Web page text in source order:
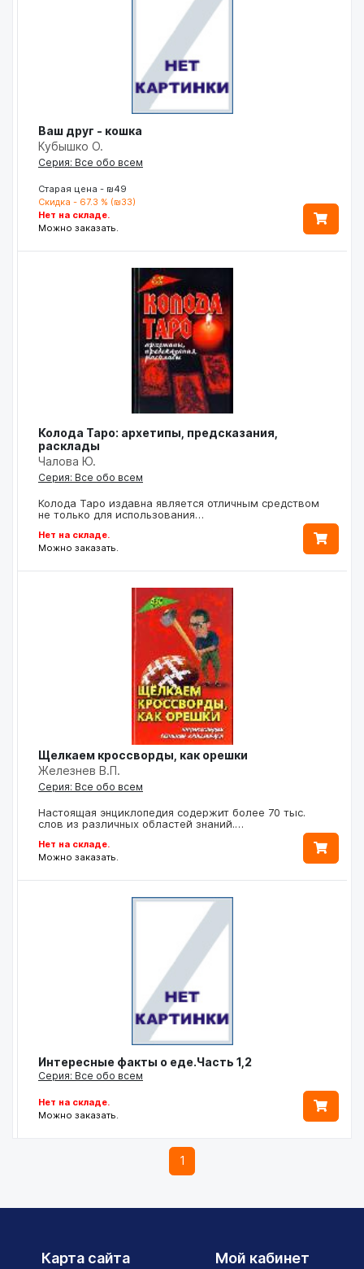
Ваш друг - кошка
Кубышко О.
Серия: Все обо всем
Старая цена - ₪49
Скидка - 67.3 % (₪33)
Нет на складе.
Можно заказать.
Колода Таро: архетипы, предсказания,
расклады
Чалова Ю.
Серия: Все обо всем
Колода Таро издавна является отличным средством
не только для использования…
Нет на складе.
Можно заказать.
Щелкаем кроссворды, как орешки
Железнев В.П.
Серия: Все обо всем
Настоящая энциклопедия содержит более 70 тыс.
слов из различных областей знаний.…
Нет на складе.
Можно заказать.
Интересные факты о еде.Часть 1,2
Серия: Все обо всем
Нет на складе.
Можно заказать.
1
Карта сайта Мой кабинет